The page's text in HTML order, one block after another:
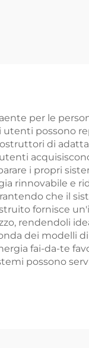
per le
possono
di
i propri
rinnovabile e
che il
fornisce
rendendoli
dei modelli
fai-da-te
possono